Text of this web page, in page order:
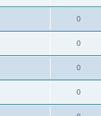
0
0
0
0